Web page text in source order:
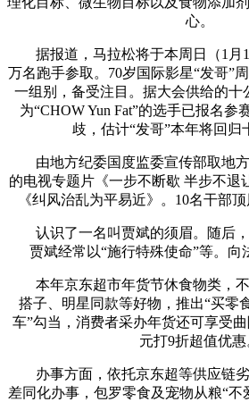
心。
据报道，马拉松将于本周日（1月
万名跑手参取。70岁国际影星“发哥”
一组别，备受注目。据大会供给的十
为“CHOW Yun Fat”的选手已报名参
歧，估计“发哥”本年将回归
由地方纪委国度监委宣传部取地方
的电视专题片《一步不断歇 半步不退
《纠风治乱为平易近》。10名干部
认识了一名叫贾斌的须眉。随后，
贾斌经常以“施行特殊使命”等。向
本年京东超市年货节休食物类，不
搭子、明星同款等好物，推出“买零
车”勾当，消费者采办年货还可享受
元打9折超值优惠
办事方面，依托京东超等供应链劣
差同化办事，包罗零食及宠物从粮“不